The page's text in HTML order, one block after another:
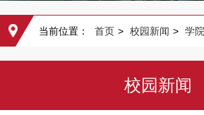
当前位置： 首页 > 校园新闻 > 学
校园新闻